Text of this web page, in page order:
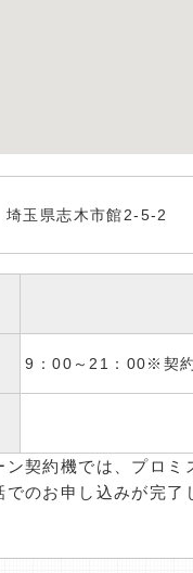
埼玉県志木市館2-5-2
9：00～21：00※契約
契約機では、プロミ
でのお申し込みが完